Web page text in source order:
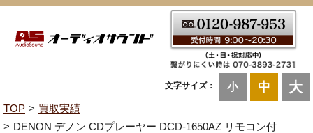
文字サイズ： 小 中 大
TOP
買取実績
DENON デノン CDプレーヤー DCD-1650AZ リモコン付